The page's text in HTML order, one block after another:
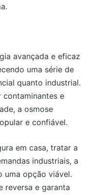
avançada e eficaz
uma série de
quanto industrial.
contaminantes e
a osmose
e confiável.
em casa, tratar a
industriais, a
uma opção viável.
reversa e garanta